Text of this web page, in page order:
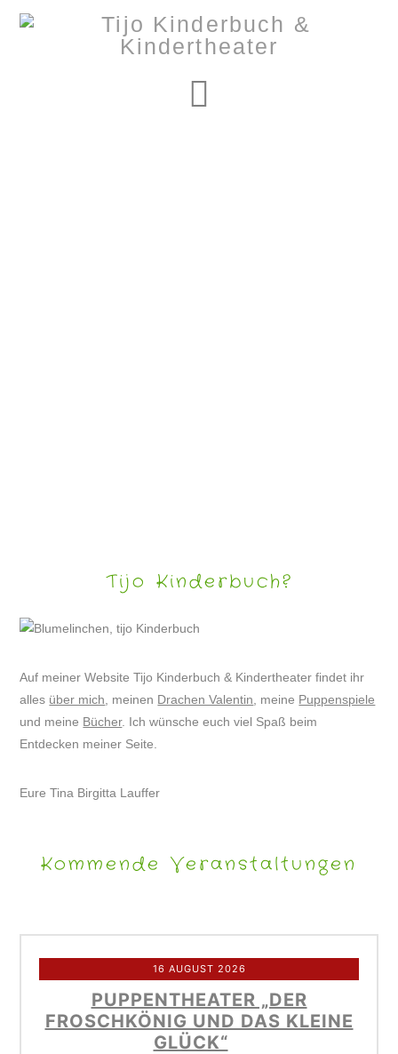
Tijo Kinderbuch?
Auf meiner Website Tijo Kinderbuch & Kindertheater findet ihr
alles über mich , meinen Drachen Valentin , meine Puppenspiele
und meine Bücher. Ich wünsche euch viel Spaß beim
Entdecken meiner Seite.
Eure Tina Birgitta Lauffer
Kommende Veranstaltungen
16 AUGUST 2026
PUPPENTHEATER „DER
FROSCHKÖNIG UND DAS KLEINE
GLÜCK“